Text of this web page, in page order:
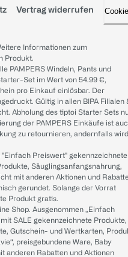
Vertrag widerrufen
Informationen zum
Produkt.
PAMPERS Windeln, Pants und
Set im Wert von 54.99 €,
pro Einkauf einlösbar. Der
Gültig in allen BIPA Filialen
Abholung des tiptoi Starter Sets
der PAMPERS Einkäufe ist
zu retournieren, andernfalls wird
"Einfach Preiswert" gekennzeichnete
Säuglingsanfangsnahrung,
mit anderen Aktionen und
gerundet. Solange der Vorrat
Produkt gratis.
Shop. Ausgenommen „Einfach
SALE gekennzeichnete Produkte,
Gutschein- und Wertkarten,
preisgebundene Ware, Baby
anderen Rabatten und Aktionen